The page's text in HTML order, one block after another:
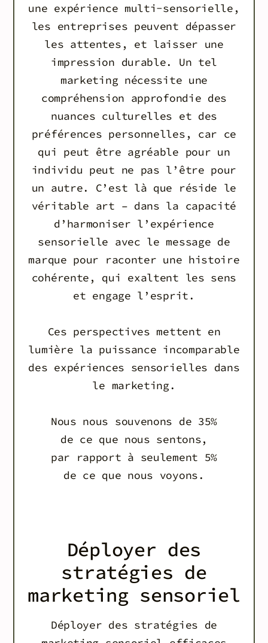
une expérience multi-sensorielle,
les entreprises peuvent dépasser
les attentes, et laisser une
impression durable. Un tel
marketing nécessite une
compréhension approfondie des
nuances culturelles et des
préférences personnelles, car ce
qui peut être agréable pour un
individu peut ne pas l’être pour
un autre. C’est là que réside le
véritable art – dans la capacité
d’harmoniser l’expérience
sensorielle avec le message de
marque pour raconter une histoire
cohérente, qui exaltent les sens
et engage l’esprit.
Ces perspectives mettent en
lumière la puissance incomparable
des expériences sensorielles dans
le marketing.
Nous nous souvenons de 35%
de ce que nous sentons,
par rapport à seulement 5%
de ce que nous voyons.
Déployer des
stratégies de
marketing sensoriel
Déployer des stratégies de